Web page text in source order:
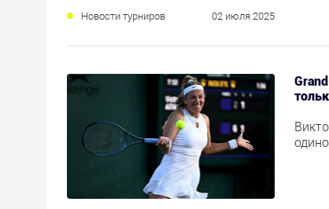
Новости турниров 02 июля 2025